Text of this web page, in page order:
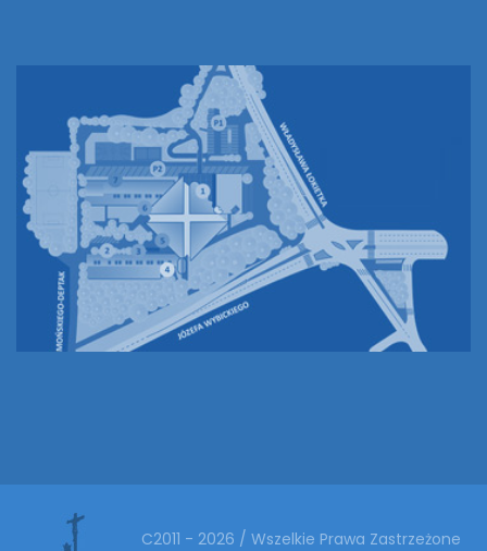
C2011 - 2026 / Wszelkie Prawa Zastrzeżone